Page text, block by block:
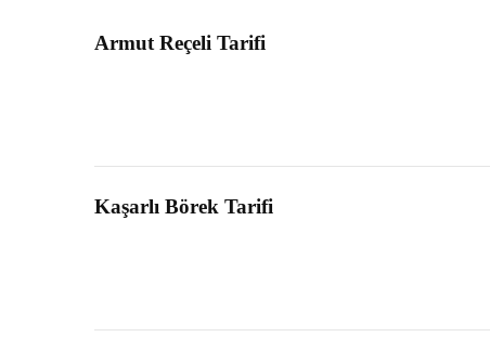
Armut Reçeli Tarifi
Kaşarlı Börek Tarifi